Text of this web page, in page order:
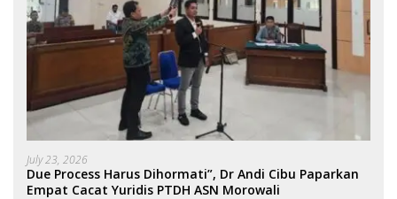
July 23, 2026
Due Process Harus Dihormati”, Dr Andi Cibu Paparkan
Empat Cacat Yuridis PTDH ASN Morowali